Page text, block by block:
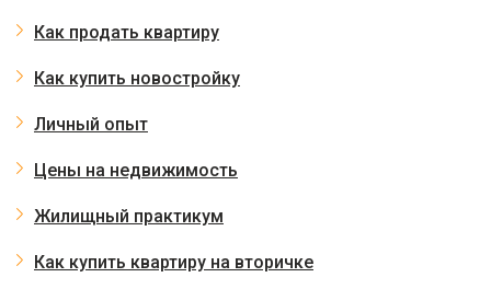
Как продать квартиру
Как купить новостройку
Личный опыт
Цены на недвижимость
Жилищный практикум
Как купить квартиру на вторичке